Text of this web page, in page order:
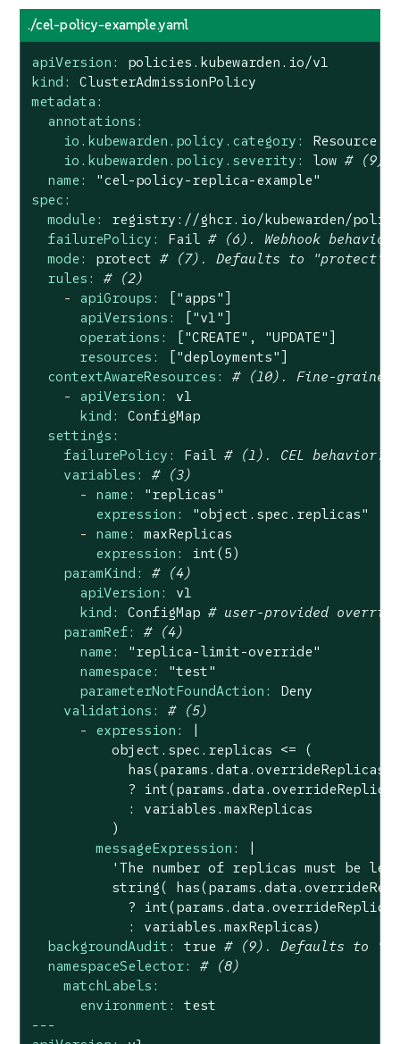
./cel-policy-example.yaml
apiVersion:
policies.kubewarden.io/v1
kind:
ClusterAdmissionPolicy
metadata:
annotations:
io.kubewarden.policy.category:
Resource
io.kubewarden.policy.severity:
low # (9)
name:
"cel-policy-replica-example"
spec:
module:
registry://ghcr.io/kubewarden/
failurePolicy:
Fail
# (6). Webhook
mode:
protect # (7). Defaults to "protect"
rules:
# (2)
-
apiGroups:
["apps"]
apiVersions:
["v1"]
operations:
["CREATE", "UPDATE"]
resources:
["deployments"]
contextAwareResources:
# (10). Fine-grained
-
apiVersion:
v1
kind:
ConfigMap
settings:
failurePolicy:
Fail
# (1). CEL behavior.
variables:
# (3)
-
name:
"replicas"
expression:
"object.spec.replicas"
-
name:
maxReplicas
expression:
int(5)
paramKind:
# (4)
apiVersion:
v1
kind:
ConfigMap # user-provided override
paramRef:
# (4)
name:
"replica-limit-override"
namespace:
"test"
parameterNotFoundAction:
Deny
validations:
# (5)
-
expression:
|
          object.spec.replicas <= (
?
            : variables.maxReplicas
messageExpression:
|
'The number of replicas must be
string(
?
backgroundAudit:
true # (9). Defaults to
namespaceSelector:
# (8)
matchLabels:
environment:
test
---